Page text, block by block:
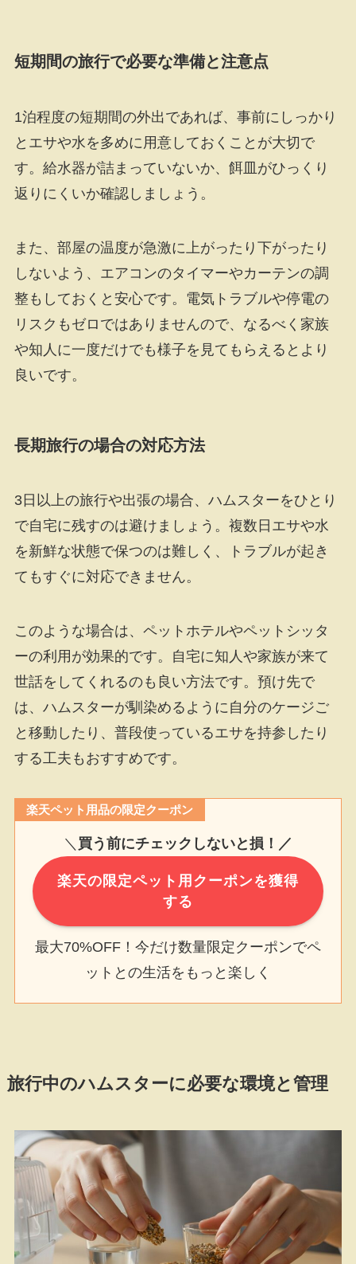
短期間の旅行で必要な準備と注意点
1泊程度の短期間の外出であれば、事前にしっかり
とエサや水を多めに用意しておくことが大切で
す。給水器が詰まっていないか、餌皿がひっくり
返りにくいか確認しましょう。
また、部屋の温度が急激に上がったり下がったり
しないよう、エアコンのタイマーやカーテンの調
整もしておくと安心です。電気トラブルや停電の
リスクもゼロではありませんので、なるべく家族
や知人に一度だけでも様子を見てもらえるとより
良いです。
長期旅行の場合の対応方法
3日以上の旅行や出張の場合、ハムスターをひとり
で自宅に残すのは避けましょう。複数日エサや水
を新鮮な状態で保つのは難しく、トラブルが起き
てもすぐに対応できません。
このような場合は、ペットホテルやペットシッタ
ーの利用が効果的です。自宅に知人や家族が来て
世話をしてくれるのも良い方法です。預け先で
は、ハムスターが馴染めるように自分のケージご
と移動したり、普段使っているエサを持参したり
する工夫もおすすめです。
楽天ペット用品の限定クーポン
＼ 買う前にチェックしないと損！／
楽天の限定ペット用クーポンを獲得
する
最大70%OFF！今だけ数量限定クーポンでペ
ットとの生活をもっと楽しく
旅行中のハムスターに必要な環境と管理